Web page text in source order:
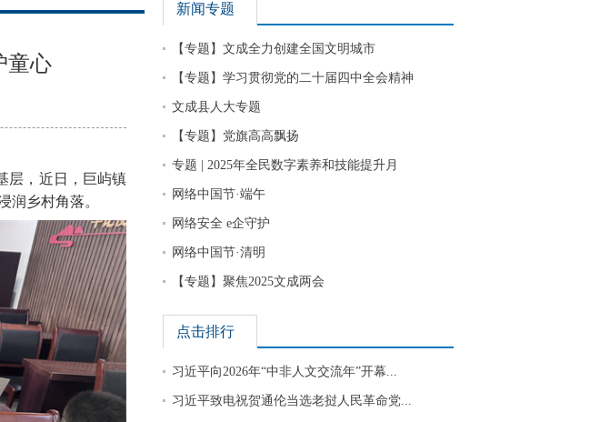
童心
层，近日，巨屿镇
润乡村角落。
新闻专题
【专题】文成全力创建全国文明城市
【专题】学习贯彻党的二十届四中全会精神
文成县人大专题
【专题】党旗高高飘扬
专题 | 2025年全民数字素养和技能提升月
网络中国节·端午
网络安全 e企守护
网络中国节·清明
【专题】聚焦2025文成两会
点击排行
习近平向2026年“中非人文交流年”开幕...
习近平致电祝贺通伦当选老挝人民革命党...